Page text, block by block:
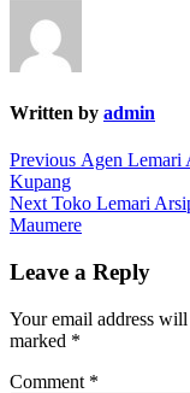
Written by admin
Post
navigation
Previous Previous
Agen Lemari
Kupang
Next Next
post:
Toko Lemari
Maumere
Leave a Reply
Your email address
marked *
Comment *